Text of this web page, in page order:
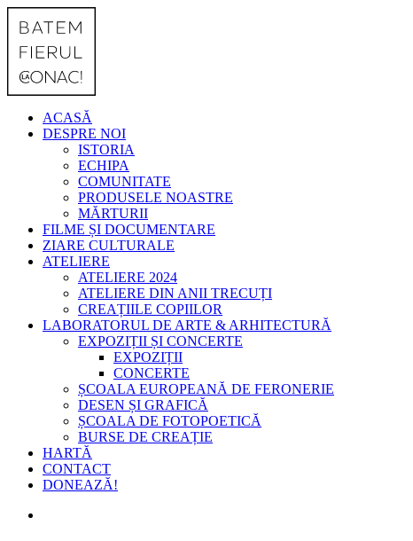
ACASĂ
DESPRE NOI
ISTORIA
ECHIPA
COMUNITATE
PRODUSELE NOASTRE
MĂRTURII
FILME ȘI DOCUMENTARE
ZIARE CULTURALE
ATELIERE
ATELIERE 2024
ATELIERE DIN ANII TRECUȚI
CREAȚIILE COPIILOR
LABORATORUL DE ARTE & ARHITECTURĂ
EXPOZIȚII ȘI CONCERTE
EXPOZIȚII
CONCERTE
ȘCOALA EUROPEANĂ DE FERONERIE
DESEN ȘI GRAFICĂ
ȘCOALA DE FOTOPOETICĂ
BURSE DE CREAȚIE
HARTĂ
CONTACT
DONEAZĂ!